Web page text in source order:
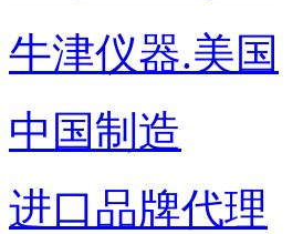
牛津仪器.美国
中国制造
进口品牌代理